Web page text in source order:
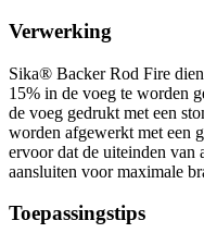
Verwerking
Sika® Backer Rod Fire
15% in de voeg te worden
de voeg gedrukt met een
worden afgewerkt met een
ervoor dat de uiteinden van
aansluiten voor maximale
Toepassingstips